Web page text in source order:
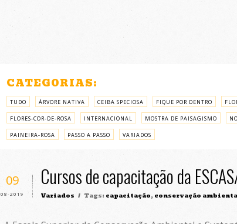
CATEGORIAS:
TUDO ÁRVORE NATIVA CEIBA SPECIOSA FIQUE POR DENTRO
FLORES-COR-DE-ROSA INTERNACIONAL MOSTRA DE PAISAGISMO
PAINEIRA-ROSA PASSO A PASSO VARIADOS
09
08-2019
Cursos de capacitação da
Variados / Tags: capacitação, conservação